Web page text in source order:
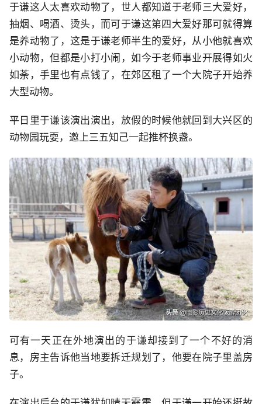
于谦这人太喜欢动物了，世人都知道于老师三大爱好，
抽烟、喝酒、烫头，而可于谦这第四大爱好那可就得算
是养动物了，这是于谦老师半生的爱好，从小他就喜欢
小动物，但都是小打小闹，如今于老师事业开展得如火
如荼，手里也有点钱了，在郊区租了一个大院子开始养
大型动物。
平日里于谦该演出演出，放假的时候他就回到大兴区的
动物园玩耍，邀上三五知己一起推杯换盏。
可有一天正在外地演出的于谦却接到了一个不好的消
息，房主告诉他当地要拆迁规划了，他要在院子里盖房
子。